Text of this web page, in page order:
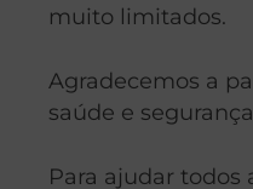
muito limitados.
Agradecemos a
saúde e
Para ajudar